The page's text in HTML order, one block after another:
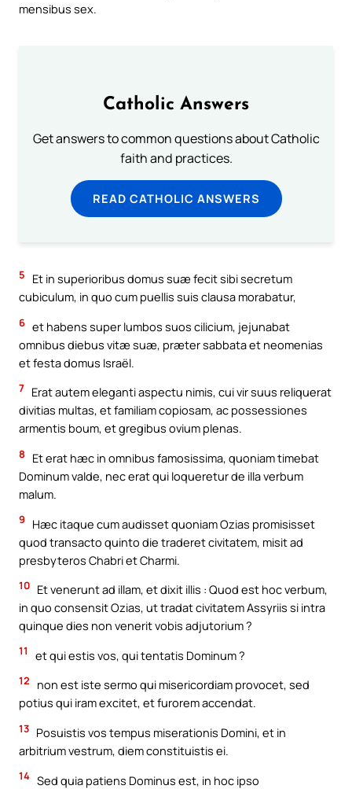
mensibus sex.
Catholic Answers
Get answers to common questions about Catholic
faith and practices.
READ CATHOLIC ANSWERS
5
Et in superioribus domus suæ fecit sibi secretum
cubiculum, in quo cum puellis suis clausa morabatur,
6 et habens super lumbos suos cilicium, jejunabat
omnibus diebus vitæ suæ, præter sabbata et neomenias
et festa domus Israël.
7 Erat autem eleganti aspectu nimis, cui vir suus reliquerat
divitias multas, et familiam copiosam, ac possessiones
armentis boum, et gregibus ovium plenas.
8
Et erat hæc in omnibus famosissima, quoniam timebat
Dominum valde, nec erat qui loqueretur de illa verbum
malum.
9
Hæc itaque cum audisset quoniam Ozias promisisset
quod transacto quinto die traderet civitatem, misit ad
presbyteros Chabri et Charmi.
10 Et venerunt ad illam, et dixit illis : Quod est hoc verbum,
in quo consensit Ozias, ut tradat civitatem Assyriis si intra
quinque dies non venerit vobis adjutorium ?
11 et qui estis vos, qui tentatis Dominum ?
12
non est iste sermo qui misericordiam provocet, sed
potius qui iram excitet, et furorem accendat.
13 Posuistis vos tempus miserationis Domini, et in
arbitrium vestrum, diem constituistis ei.
14 Sed quia patiens Dominus est, in hoc ipso